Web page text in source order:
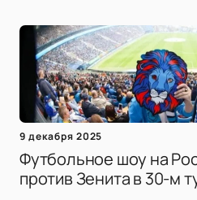
9 декабря 2025
Футбольное шоу на
против Зенита в 30-м